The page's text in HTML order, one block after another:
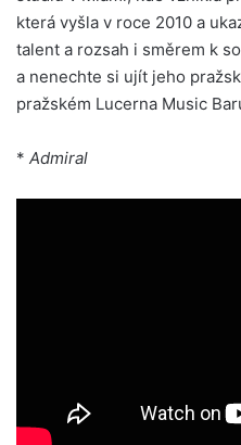
která vyšla v roce 2010 a
talent a rozsah i směrem k
a nenechte si ujít jeho
pražském Lucerna Music
* Admiral